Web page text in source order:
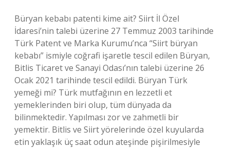
Büryan kebabı patenti kime ait? Siirt İl Özel
İdaresi’nin talebi üzerine 27 Temmuz 2003 tarihinde
Türk Patent ve Marka Kurumu’nca “Siirt büryan
kebabı” ismiyle coğrafi işaretle tescil edilen Büryan,
Bitlis Ticaret ve Sanayi Odası’nın talebi üzerine 26
Ocak 2021 tarihinde tescil edildi. Büryan Türk
yemeği mi? Türk mutfağının en lezzetli et
yemeklerinden biri olup, tüm dünyada da
bilinmektedir. Yapılması zor ve zahmetli bir
yemektir. Bitlis ve Siirt yörelerinde özel kuyularda
etin yaklaşık üç saat odun ateşinde pişirilmesiyle